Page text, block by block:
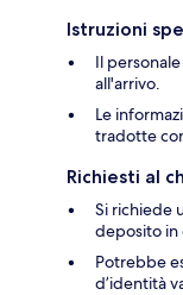
Istruzioni
Il
all'arrivo.
Le
tradotte
Richiesti al
Si richiede
deposito in
Potrebbe
d’identità